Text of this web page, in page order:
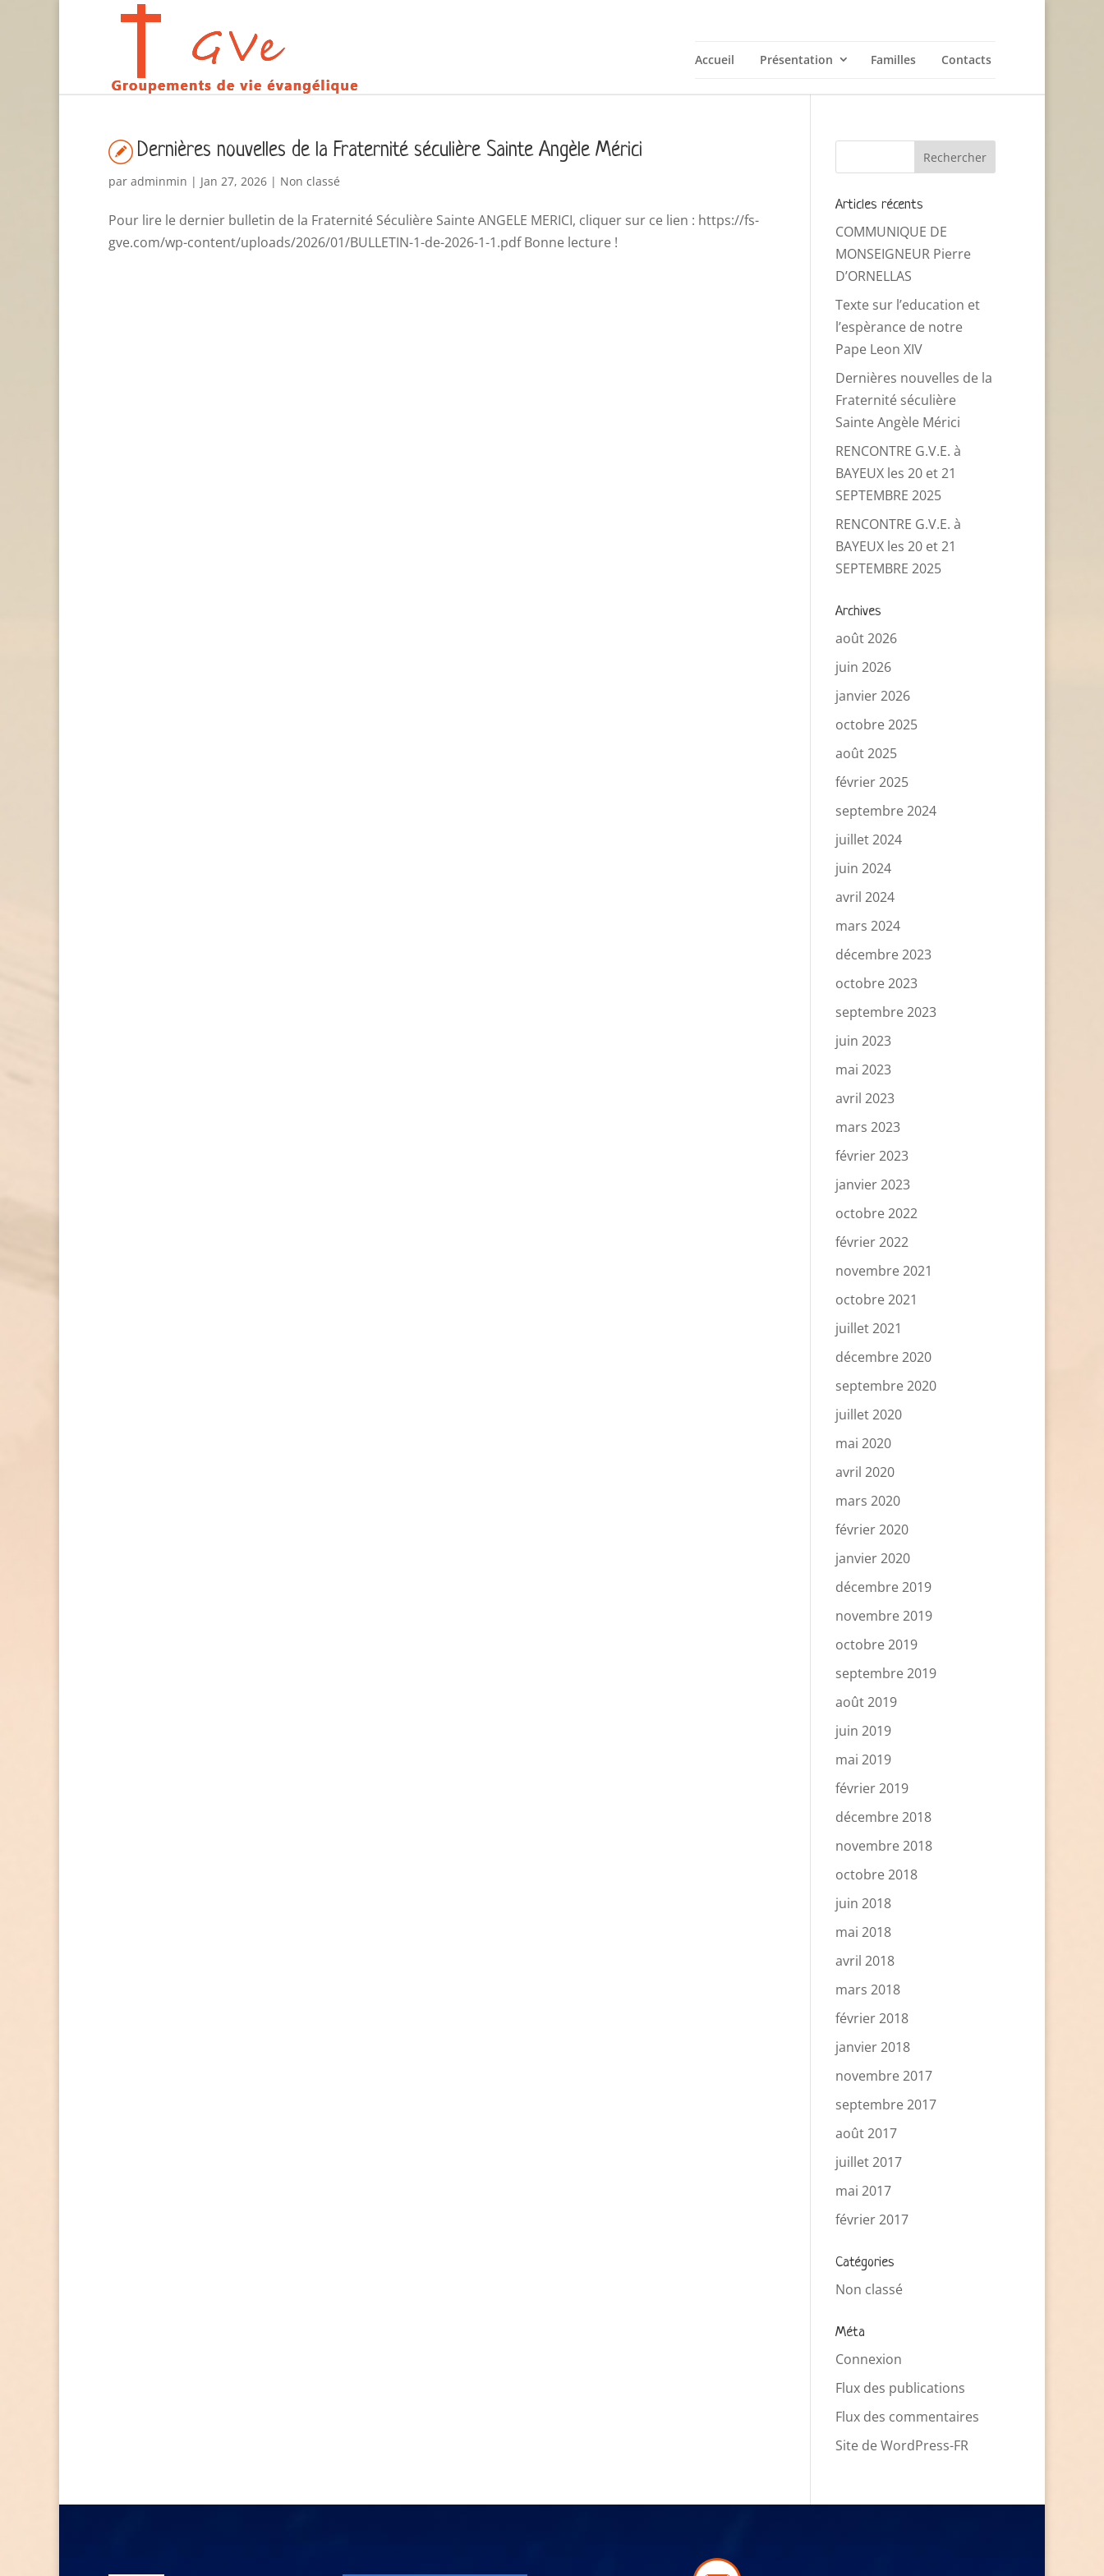
Accueil Présentation Familles Contacts
Dernières nouvelles de la Fraternité séculière Sainte Angèle Mérici
par adminmin | Jan 27, 2026 | Non classé
Pour lire le dernier bulletin de la Fraternité Séculière Sainte ANGELE MERICI, cliquer sur ce lien : https://fs-
gve.com/wp-content/uploads/2026/01/BULLETIN-1-de-2026-1-1.pdf Bonne lecture !
Articles récents
COMMUNIQUE DE
MONSEIGNEUR Pierre
D’ORNELLAS
Texte sur l’education et
l’espèrance de notre
Pape Leon XIV
Dernières nouvelles de la
Fraternité séculière
Sainte Angèle Mérici
RENCONTRE G.V.E. à
BAYEUX les 20 et 21
SEPTEMBRE 2025
RENCONTRE G.V.E. à
BAYEUX les 20 et 21
SEPTEMBRE 2025
Archives
août 2026
juin 2026
janvier 2026
octobre 2025
août 2025
février 2025
septembre 2024
juillet 2024
juin 2024
avril 2024
mars 2024
décembre 2023
octobre 2023
septembre 2023
juin 2023
mai 2023
avril 2023
mars 2023
février 2023
janvier 2023
octobre 2022
février 2022
novembre 2021
octobre 2021
juillet 2021
décembre 2020
septembre 2020
juillet 2020
mai 2020
avril 2020
mars 2020
février 2020
janvier 2020
décembre 2019
novembre 2019
octobre 2019
septembre 2019
août 2019
juin 2019
mai 2019
février 2019
décembre 2018
novembre 2018
octobre 2018
juin 2018
mai 2018
avril 2018
mars 2018
février 2018
janvier 2018
novembre 2017
septembre 2017
août 2017
juillet 2017
mai 2017
février 2017
Catégories
Non classé
Méta
Connexion
Flux des publications
Flux des commentaires
Site de WordPress-FR